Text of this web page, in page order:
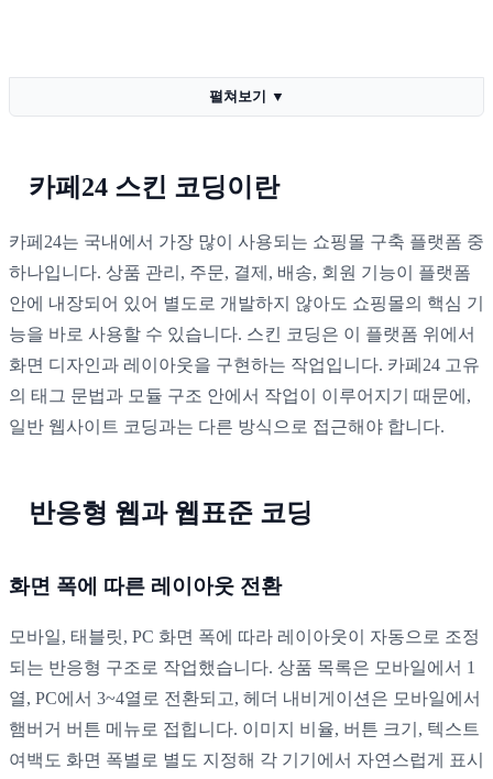
펼쳐보기 ▼
카페24 스킨 코딩이란
카페24는 국내에서 가장 많이 사용되는 쇼핑몰 구축 플랫폼 중
하나입니다. 상품 관리, 주문, 결제, 배송, 회원 기능이 플랫폼
안에 내장되어 있어 별도로 개발하지 않아도 쇼핑몰의 핵심 기
능을 바로 사용할 수 있습니다. 스킨 코딩은 이 플랫폼 위에서
화면 디자인과 레이아웃을 구현하는 작업입니다. 카페24 고유
의 태그 문법과 모듈 구조 안에서 작업이 이루어지기 때문에,
일반 웹사이트 코딩과는 다른 방식으로 접근해야 합니다.
반응형 웹과 웹표준 코딩
화면 폭에 따른 레이아웃 전환
모바일, 태블릿, PC 화면 폭에 따라 레이아웃이 자동으로 조정
되는 반응형 구조로 작업했습니다. 상품 목록은 모바일에서 1
열, PC에서 3~4열로 전환되고, 헤더 내비게이션은 모바일에서
햄버거 버튼 메뉴로 접힙니다. 이미지 비율, 버튼 크기, 텍스트
여백도 화면 폭별로 별도 지정해 각 기기에서 자연스럽게 표시